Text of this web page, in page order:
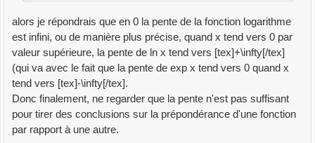
alors je répondrais que en 0 la pente de la fonction logarithme
est infini, ou de manière plus précise, quand x tend vers 0 par
valeur supérieure, la pente de ln x tend vers [tex]+\infty[/tex]
(qui va avec le fait que la pente de exp x tend vers 0 quand x
tend vers [tex]-\infty[/tex].
Donc finalement, ne regarder que la pente n'est pas suffisant
pour tirer des conclusions sur la prépondérance d'une fonction
par rapport à une autre.